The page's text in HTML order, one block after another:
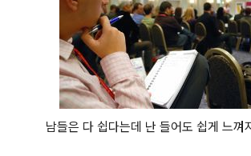
남들은 다 쉽다는데 난 들어도 쉽게 느껴